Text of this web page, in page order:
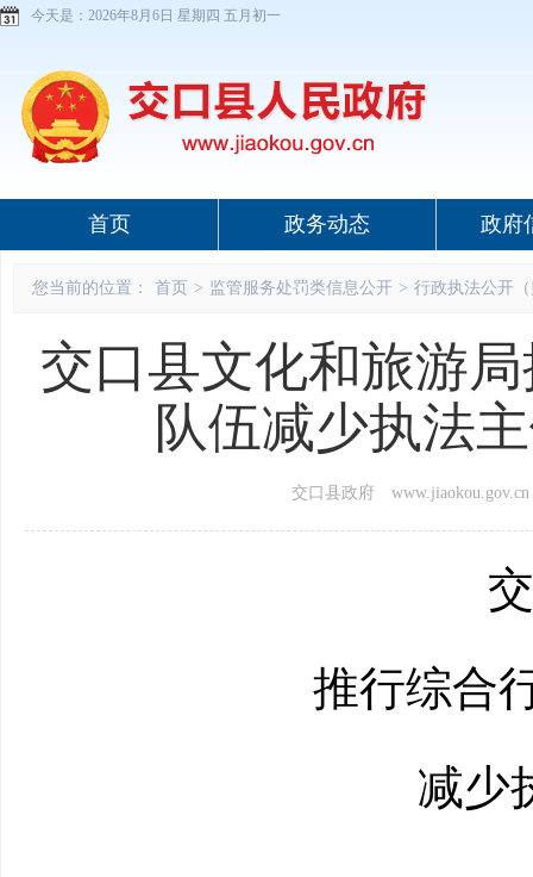
今天是： 2026年8月6日 星期四 五月初一
首页 政务动态 政府
您当前的位置： 首页 > 监管服务处罚类信息公开 > 行政执法公开
交口县文化和旅游
队伍减少执法
交口县政府 www.jiaokou.gov.cn
交
推行综合行
减少执